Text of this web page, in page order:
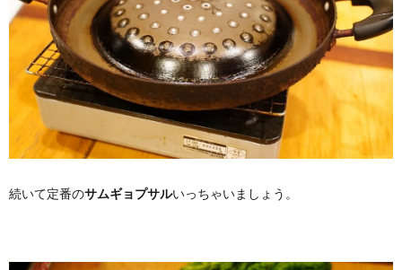
続いて定番のサムギョプサルいっちゃいましょう。